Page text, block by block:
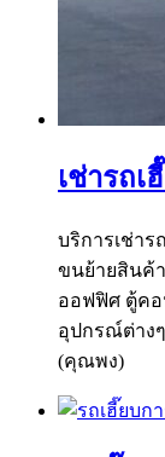
เช่ารถเ
บริการเช่าร
ขนย้ายสินค้
ออฟฟิศ ตู้คอ
อุปกรณ์ต่างๆ
(คุณพง)